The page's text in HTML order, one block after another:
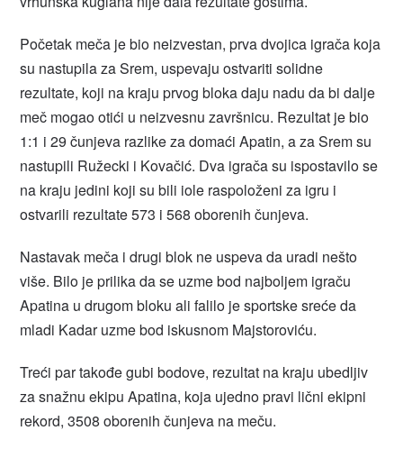
Početak meča je bio neizvestan, prva dvojica igrača koja
su nastupila za Srem, uspevaju ostvariti solidne
rezultate, koji na kraju prvog bloka daju nadu da bi dalje
meč mogao otići u neizvesnu završnicu. Rezultat je bio
1:1 i 29 čunjeva razlike za domaći Apatin, a za Srem su
nastupili Ružecki i Kovačić. Dva igrača su ispostavilo se
na kraju jedini koji su bili iole raspoloženi za igru i
ostvarili rezultate 573 i 568 oborenih čunjeva.
Nastavak meča i drugi blok ne uspeva da uradi nešto
više. Bilo je prilika da se uzme bod najboljem igraču
Apatina u drugom bloku ali falilo je sportske sreće da
mladi Kadar uzme bod iskusnom Majstoroviću.
Treći par takođe gubi bodove, rezultat na kraju ubedljiv
za snažnu ekipu Apatina, koja ujedno pravi lični ekipni
rekord, 3508 oborenih čunjeva na meču.